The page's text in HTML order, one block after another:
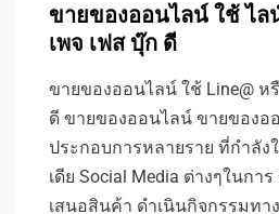
ขายของออนไลน์ ใช้ ไล
เพจ เฟส บุ๊ก ดี
ขายของออนไลน์ ใช้ Line@ ห
ดี ขายของออนไลน์ ขายของ
ประกอบการหลายราย ที่กำลัง
เดีย Social Media ต่างๆในกา
เสนอสินค้า ดำเนินกิจกรรมทา